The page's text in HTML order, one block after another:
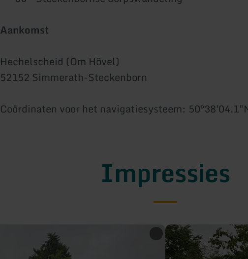
Aankomst
Hechelscheid (Om Hövel)
52152 Simmerath-Steckenborn
Coördinaten voor het navigatiesysteem:
Impressies